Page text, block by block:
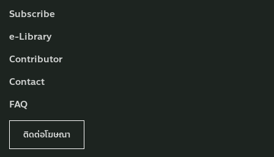
Subscribe
e-Library
Contributor
Contact
FAQ
ติดต่อโฆษณา